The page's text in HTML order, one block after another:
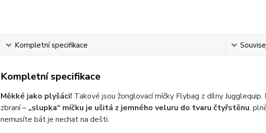
Kompletní specifikace
Kompletní specifikace
Měkké jako plyšáci! Takové jsou žonglovací míčky Flybag z dílny
zbraní – „slupka“ míčku je ušitá z jemného veluru do tvaru čtyřstěnu,
nemusíte bát je nechat na dešti.